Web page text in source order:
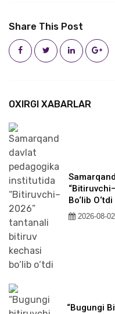
Share This Post
OXIRGI XABARLAR
Bo‘lib O‘tdi
2026-08-02
“Bugungi